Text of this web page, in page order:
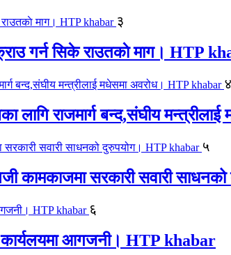
३
गर्न सिके राउतकाे माग। HTP
४
लागि राजमार्ग बन्द,संघीय
५
कामकाजमा सरकारी सवारी
६
कार्यलयमा आगजनी। HTP khabar